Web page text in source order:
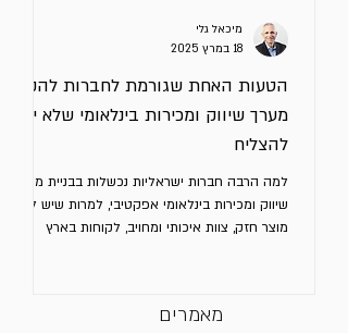
הטעות האחת שגורמת לחברות להקים
מערך שיווק ומכירות בינלאומי שלא יכול
להצליח
למה הרבה חברות ישראליות נכשלות בבניית מערך
שיווק ומכירות בינלאומי אפקטיבי, למרות שיש להן
מוצר חזק, צוות איכותי ומחויב, לקוחות בארץ
מיכאל גלי
18 במרץ 2025
מאמרים